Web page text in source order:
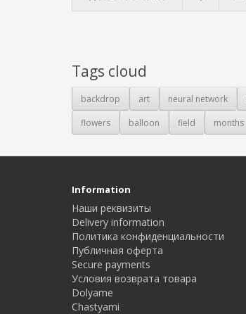
Tags cloud
backdrop art neural network
flowers
balloon field months
Information
Наши реквизиты
Delivery information
Политика конфиденциальности
Публичная оферта
Secure payments
Условия возврата товара
Dolyame
Сhastyami